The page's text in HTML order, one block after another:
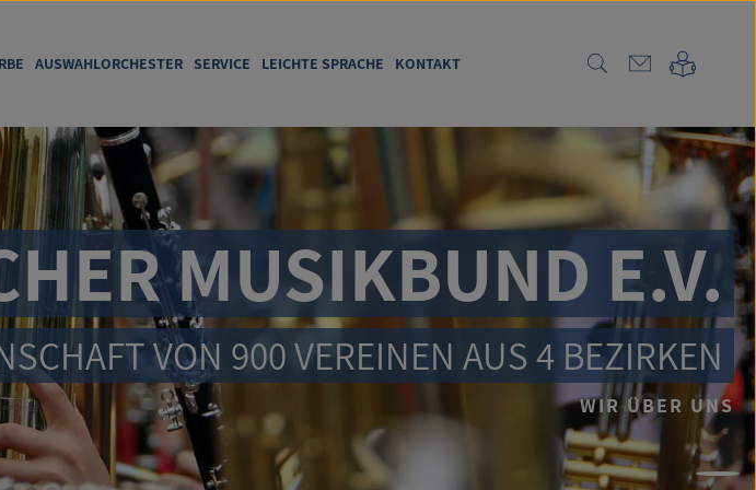
AUSWAHLORCHESTER SERVICE LEICHTE SPRACHE KONTAKT
MUSIKBUND E.V.
VON 900 VEREINEN AUS 4 BEZIRKEN
WIR ÜBER UNS